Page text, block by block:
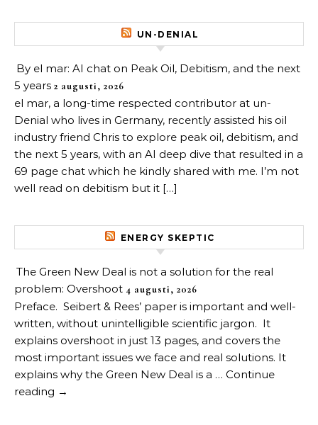
UN-DENIAL
By el mar: AI chat on Peak Oil, Debitism, and the next
5 years 2 augusti, 2026
el mar, a long-time respected contributor at un-
Denial who lives in Germany, recently assisted his oil
industry friend Chris to explore peak oil, debitism, and
the next 5 years, with an AI deep dive that resulted in a
69 page chat which he kindly shared with me. I’m not
well read on debitism but it […]
ENERGY SKEPTIC
The Green New Deal is not a solution for the real
problem: Overshoot 4 augusti, 2026
Preface. Seibert & Rees’ paper is important and well-
written, without unintelligible scientific jargon. It
explains overshoot in just 13 pages, and covers the
most important issues we face and real solutions. It
explains why the Green New Deal is a … Continue
reading →